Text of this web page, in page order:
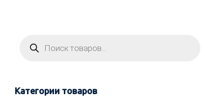
Категории товаров